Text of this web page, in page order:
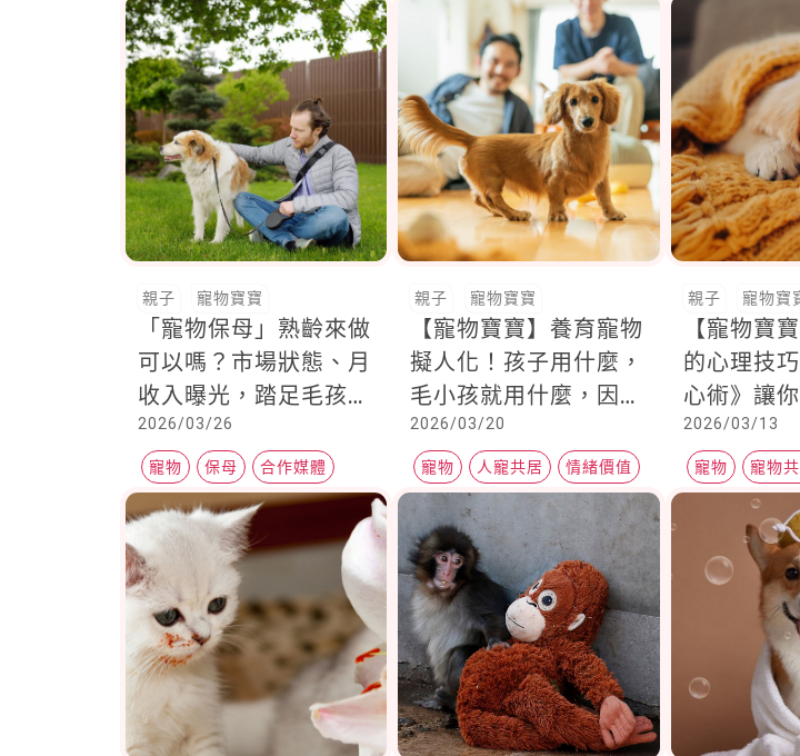
親子 寵物寶寶
「寵物保母」熟齡來做
可以嗎？市場狀態、月
收入曝光，踏足毛孩長
照走更遠
2026/03/26
寵物 保母 合作媒體
親子 寵物寶寶
【寵物寶寶】養育寵物
擬人化！孩子用什麼，
毛小孩就用什麼，因為
是家人
2026/03/20
寵物 人寵共居 情緒價值
親子 寵物寶
【寵物寶
的心理技
心術》讓
小孩
2026/03/13
寵物 寵物